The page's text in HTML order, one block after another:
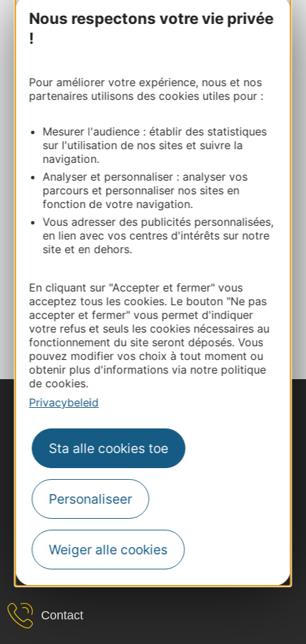
Nous respectons votre vie privée
!
Pour améliorer votre expérience, nous et nos
partenaires utilisons des cookies utiles pour :
Mesurer l'audience : établir des statistiques
sur l'utilisation de nos sites et suivre la
navigation.
Analyser et personnaliser : analyser vos
parcours et personnaliser nos sites en
fonction de votre navigation.
Vous adresser des publicités personnalisées,
en lien avec vos centres d'intérêts sur notre
site et en dehors.
En cliquant sur "Accepter et fermer" vous
acceptez tous les cookies. Le bouton "Ne pas
accepter et fermer" vous permet d'indiquer
votre refus et seuls les cookies nécessaires au
fonctionnement du site seront déposés. Vous
pouvez modifier vos choix à tout moment ou
obtenir plus d'informations via notre politique
de cookies.
Privacybeleid
Sta alle cookies toe
Personaliseer
Weiger alle cookies
RESERVEREN
SPA THERMAL
Thermes de Lamalou-Les-Bains 34240
Bereken uw route
+33 4 67 23 36 21
E-mail
TOEVOEGEN
AAN NOTITIEBOEKJE
Contact